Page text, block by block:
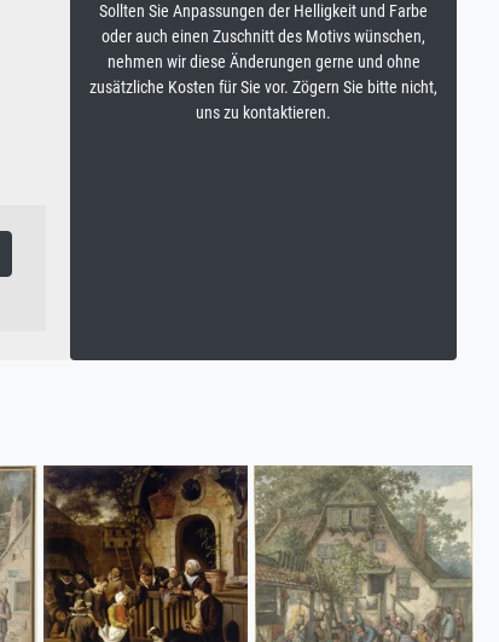
Sollten Sie Anpassungen der Helligkeit und Farbe
oder auch einen Zuschnitt des Motivs wünschen,
nehmen wir diese Änderungen gerne und ohne
zusätzliche Kosten für Sie vor. Zögern Sie bitte nicht,
uns zu kontaktieren.